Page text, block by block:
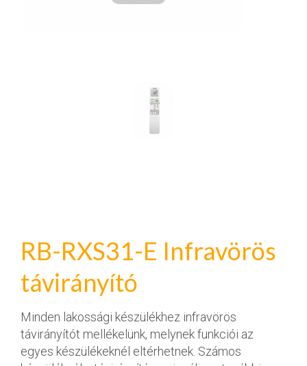
RB-RXS31-E Infravörös
távirányító
Minden lakossági készülékhez infravörös
távirányítót mellékelünk, melynek funkciói az
egyes készülékeknél eltérhetnek. Számos